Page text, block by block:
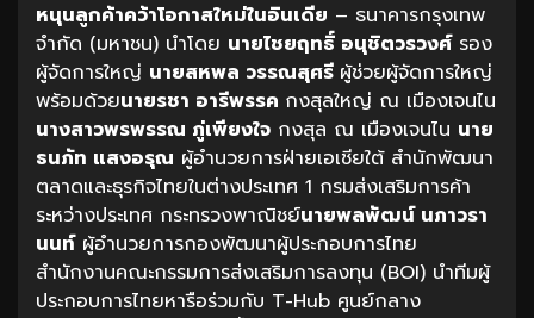
หนุนลูกค้าคว้าโอกาสใหม่ในอินเดีย – ธนาคารกรุงเทพ
จำกัด (มหาชน) นำโดย นายไชยฤทธิ์ อนุชิตวรวงศ์รอง
ผู้จัดการใหญ่ นายสหพล วรรณสุศรี ผู้ช่วยผู้จัดการใหญ่
พร้อมด้วยนายรชา อารีพรรค กงสุลใหญ่ ณ เมืองเจนไน
นางสาวพรพรรณ ภู่เพียงใจ กงสุล ณ เมืองเจนไน นาย
ธนภัท แสงอรุณ ผู้อำนวยการฝ่ายเอเชียใต้ สำนักพัฒนา
ตลาดและธุรกิจไทยในต่างประเทศ 1 กรมส่งเสริมการค้า
ระหว่างประเทศ กระทรวงพาณิชย์นายพลพัฒน์ นภาวรา
นนท์ผู้อำนวยการกองพัฒนาผู้ประกอบการไทย
สำนักงานคณะกรรมการส่งเสริมการลงทุน (BOI) นำทีมผู้
ประกอบการไทยหารือร่วมกับ T-Hub ศูนย์กลาง